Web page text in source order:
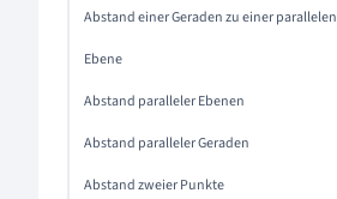
Abstand einer Geraden zu einer parallelen
Ebene
Abstand paralleler Ebenen
Abstand paralleler Geraden
Abstand zweier Punkte